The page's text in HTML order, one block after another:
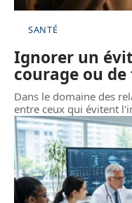
SANTÉ
Ignorer un
courage ou de
Dans le domaine des
entre ceux qui évitent